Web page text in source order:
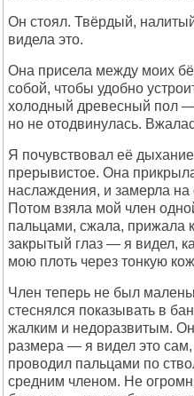
Он стоял. Твёрдый,
видела это.
Она присела между моих
собой, чтобы удобно
холодный древесный пол —
но не отодвинулась.
Я почувствовал её
прерывистое. Она
наслаждения, и замерла на
Потом взяла мой член
пальцами, сжала, прижала
закрытый глаз — я видел,
мою плоть через тонкую
Член теперь не был
стеснялся показывать в
жалким и недоразвитым.
размера — я видел это сам,
проводил пальцами по
средним членом. Не